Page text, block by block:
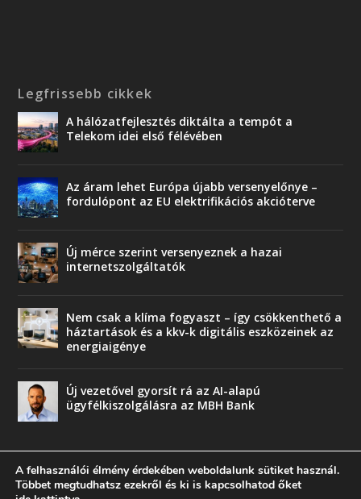
Legfrissebb cikkek
A hálózatfejlesztés diktálta a tempót a
Telekom idei első félévében
Az áram lehet Európa újabb versenyelőnye –
fordulópont az EU elektrifikációs akcióterve
Új mérce szerint versenyeznek a hazai
internetszolgáltatók
Nem csak a klíma fogyaszt – így csökkenthető a
háztartások és a kkv-k digitális eszközeinek az
energiaigénye
Új vezetővel gyorsít rá az AI-alapú
ügyfélkiszolgálásra az MBH Bank
A felhasználói élmény érdekében weboldalunk sütiket használ.
Többet megtudhatsz ezekről és ki is kapcsolhatod őket